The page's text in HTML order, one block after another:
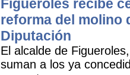
Figueroles recibe
reforma del molino
Diputación
El alcalde de
suman a los ya